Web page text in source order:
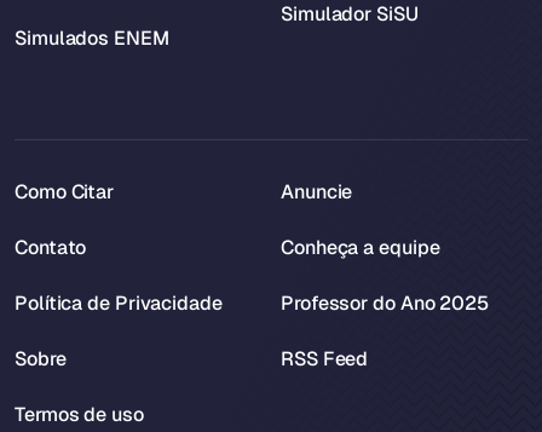
Simulados ENEM
Simulador SiSU
Como Citar
Contato
Política de Privacidade
Sobre
Termos de uso
Anuncie
Conheça a equipe
Professor do Ano 2025
RSS Feed